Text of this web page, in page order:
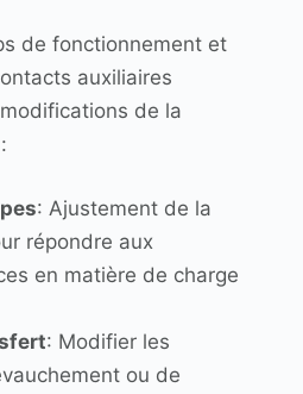
de fonctionnement et
auxiliaires
de la
: Ajustement de la
répondre aux
en matière de charge
: Modifier les
ou de